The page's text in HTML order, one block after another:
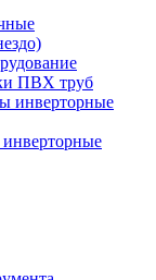
ПВХ труб
инверторные